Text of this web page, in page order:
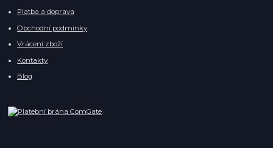
Platba a doprava
Obchodní podmínky
Vrácení zboží
Kontakty
Blog